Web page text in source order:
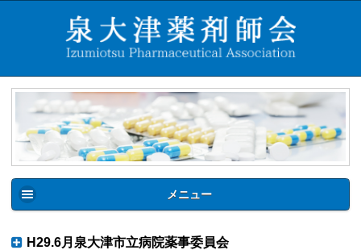
メニュー
H29.6月泉大津市立病院薬事委員会